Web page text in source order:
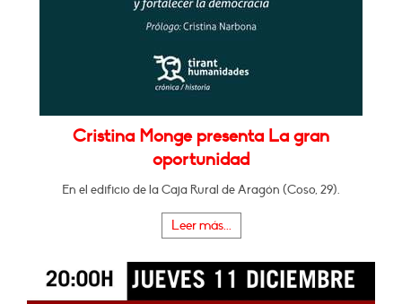
Cristina Monge presenta La gran
oportunidad
En el edificio de la Caja Rural de Aragón (Coso, 29).
Leer más...